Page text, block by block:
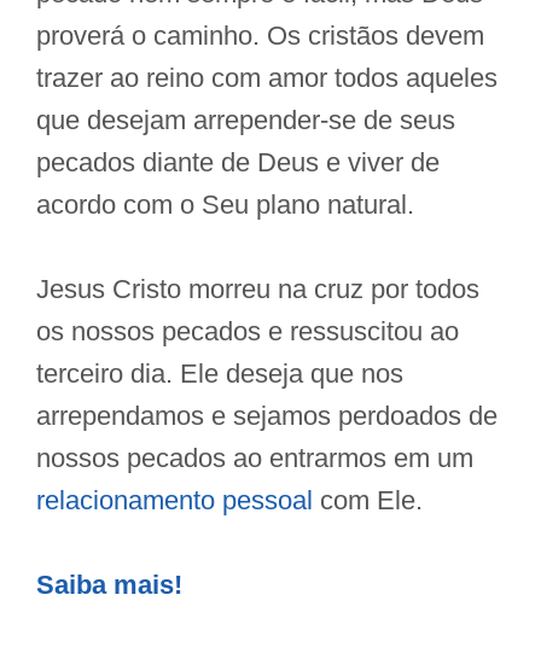
proverá o caminho. Os cristãos devem
trazer ao reino com amor todos aqueles
que desejam arrepender-se de seus
pecados diante de Deus e viver de
acordo com o Seu plano natural.
Jesus Cristo morreu na cruz por todos
os nossos pecados e ressuscitou ao
terceiro dia. Ele deseja que nos
arrependamos e sejamos perdoados de
nossos pecados ao entrarmos em um
relacionamento pessoal com Ele.
Saiba mais!